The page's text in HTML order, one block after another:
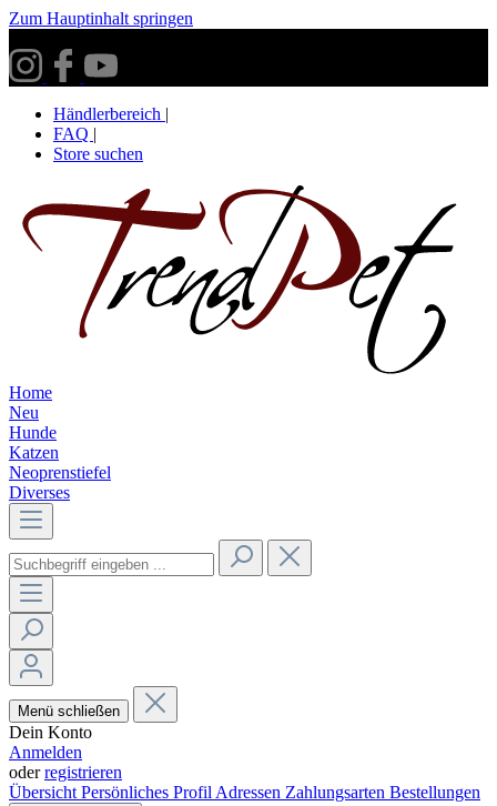
Zum Hauptinhalt springen
Händlerbereich |
FAQ |
Store suchen
Home
Neu
Hunde
Katzen
Neoprenstiefel
Diverses
Menü schließen
Dein Konto
Anmelden
oderregistrieren
Übersicht Persönliches Profil Adressen Zahlungsarten Bestellungen